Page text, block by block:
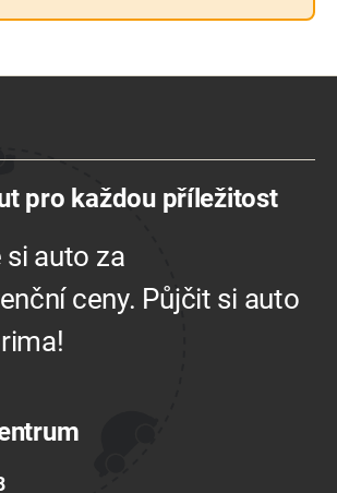
pro každou příležitost
si auto za
ceny. Půjčit si auto